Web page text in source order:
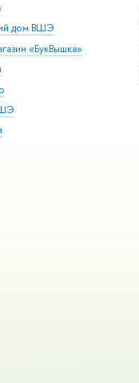
дом ВШЭ
«БукВышка»